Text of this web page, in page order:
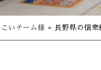
いチーム様 »長野県の信衆